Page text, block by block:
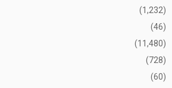
(1,232)
(46)
(11,480)
(728)
(60)